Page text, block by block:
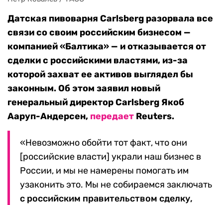
Датская пивоварня Carlsberg разорвала все
связи со своим российским бизнесом —
компанией «Балтика» — и отказывается от
сделки с российскими властями, из-за
которой захват ее активов выглядел бы
законным. Об этом заявил новый
генеральный директор Carlsberg Якоб
Ааруп-Андерсен, передает Reuters.
«Невозможно обойти тот факт, что они
[российские власти] украли наш бизнес в
России, и мы не намерены помогать им
узаконить это. Мы не собираемся заключать
с российским правительством сделку,